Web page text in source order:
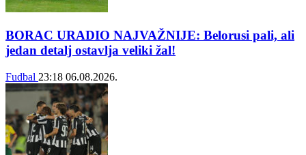
BORAC URADIO NAJVAŽNIJE: Belorusi pali, ali
jedan detalj ostavlja veliki žal!
Fudbal 23:18 06.08.2026.